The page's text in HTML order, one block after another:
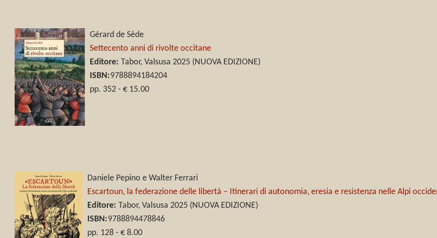
Gérard de Sède
Settecento anni di rivolte occitane
Editore: Tabor, Valsusa 2025 (NUOVA EDIZIONE)
ISBN:9788894184204
pp. 352 - € 15.00
Daniele Pepino e Walter Ferrari
Escartoun, la federazione delle libertà – Itinerari di autonomia, eresia e resistenza nelle Alpi
Editore: Tabor, Valsusa 2025 (NUOVA EDIZIONE)
ISBN:9788894478846
pp. 128 - € 8.00